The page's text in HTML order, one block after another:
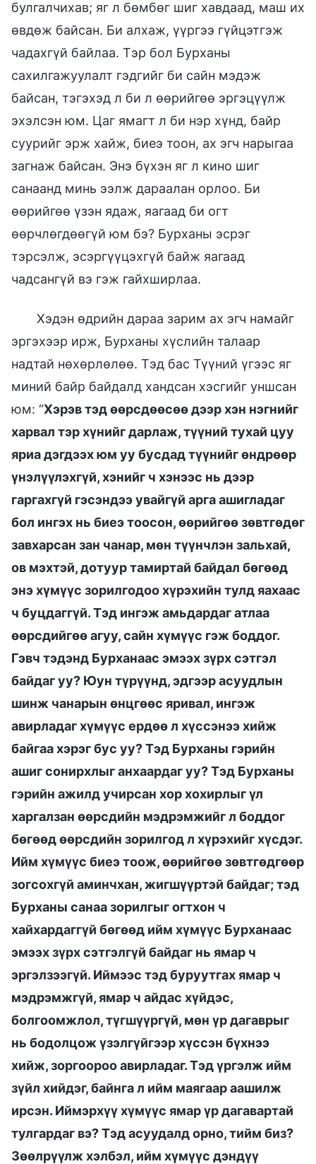
булгалчихав; яг л бөмбөг шиг хавдаад, маш их
өвдөж байсан. Би алхаж, үүргээ гүйцэтгэж
чадахгүй байлаа. Тэр бол Бурханы
сахилгажуулалт гэдгийг би сайн мэдэж
байсан, тэгэхэд л би л өөрийгөө эргэцүүлж
эхэлсэн юм. Цаг ямагт л би нэр хүнд, байр
суурийг эрж хайж, биеэ тоон, ах эгч нарыгаа
загнаж байсан. Энэ бүхэн яг л кино шиг
санаанд минь ээлж дараалан орлоо. Би
өөрийгөө үзэн ядаж, яагаад би огт
өөрчлөгдөөгүй юм бэ? Бурханы эсрэг
тэрсэлж, эсэргүүцэхгүй байж яагаад
чадсангүй вэ гэж гайхширлаа.
Хэдэн өдрийн дараа зарим ах эгч намайг
эргэхээр ирж, Бурханы хүслийн талаар
надтай нөхөрлөлөө. Тэд бас Түүний үгээс яг
миний байр байдалд хандсан хэсгийг уншсан
юм: “Хэрэв тэд өөрсдөөсөө дээр хэн нэгнийг
харвал тэр хүнийг дарлаж, түүний тухай цуу
яриа дэгдээх юм уу бусдад түүнийг өндрөөр
үнэлүүлэхгүй, хэнийг ч хэнээс нь дээр
гаргахгүй гэсэндээ увайгүй арга ашигладаг
бол ингэх нь биеэ тоосон, өөрийгөө зөвтгөдөг
завхарсан зан чанар, мөн түүнчлэн зальхай,
ов мэхтэй, дотуур тамиртай байдал бөгөөд
энэ хүмүүс зорилгодоо хүрэхийн тулд яахаас
ч буцдаггүй. Тэд ингэж амьдардаг атлаа
өөрсдийгөө агуу, сайн хүмүүс гэж боддог.
Гэвч тэдэнд Бурханаас эмээх зүрх сэтгэл
байдаг уу? Юун түрүүнд, эдгээр асуудлын
шинж чанарын өнцгөөс яривал, ингэж
авирладаг хүмүүс ердөө л хүссэнээ хийж
байгаа хэрэг бус уу? Тэд Бурханы гэрийн
ашиг сонирхлыг анхаардаг уу? Тэд Бурханы
гэрийн ажилд учирсан хор хохирлыг үл
харгалзан өөрсдийн мэдрэмжийг л боддог
бөгөөд өөрсдийн зорилгод л хүрэхийг хүсдэг.
Ийм хүмүүс биеэ тоож, өөрийгөө зөвтгөдгөөр
зогсохгүй аминчхан, жигшүүртэй байдаг; тэд
Бурханы санаа зорилгыг огтхон ч
хайхардаггүй бөгөөд ийм хүмүүс Бурханаас
эмээх зүрх сэтгэлгүй байдаг нь ямар ч
эргэлзээгүй. Иймээс тэд буруутгах ямар ч
мэдрэмжгүй, ямар ч айдас хүйдэс,
болгоомжлол, түгшүүргүй, мөн үр дагаврыг
нь бодолцож үзэлгүйгээр хүссэн бүхнээ
хийж, зоргоороо авирладаг. Тэд үргэлж ийм
зүйл хийдэг, байнга л ийм маягаар аашилж
ирсэн. Иймэрхүү хүмүүс ямар үр дагавартай
тулгардаг вэ? Тэд асуудалд орно, тийм биз?
Зөөлрүүлж хэлбэл, ийм хүмүүс дэндүү